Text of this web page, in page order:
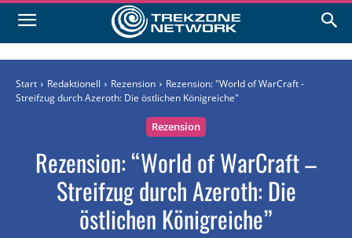
Start Redaktionell Rezension
Rezension: "World of WarCraft -
Streifzug durch Azeroth: Die östlichen Königreiche"
Rezension
Rezension: “World of WarCraft –
Streifzug durch Azeroth: Die
östlichen Königreiche”